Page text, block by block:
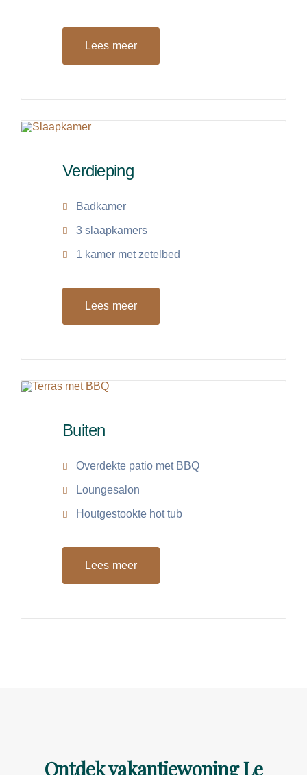
Lees meer
Verdieping
Badkamer
3 slaapkamers
1 kamer met zetelbed
Lees meer
Buiten
Overdekte patio met BBQ
Loungesalon
Houtgestookte hot tub
Lees meer
Ontdek vakantiewoning Le